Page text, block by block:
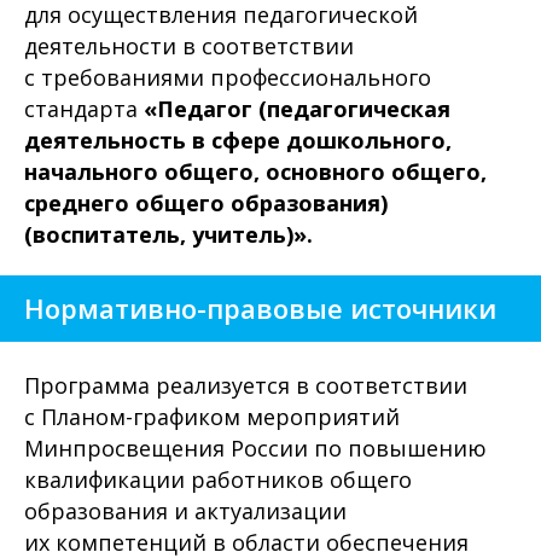
для осуществления педагогической
деятельности в соответствии
с требованиями профессионального
стандарта «Педагог (педагогическая
деятельность в сфере дошкольного,
начального общего, основного общего,
среднего общего образования)
(воспитатель, учитель)».
Нормативно-правовые источники
Программа реализуется в соответствии
с Планом-графиком мероприятий
Минпросвещения России по повышению
квалификации работников общего
образования и актуализации
их компетенций в области обеспечения